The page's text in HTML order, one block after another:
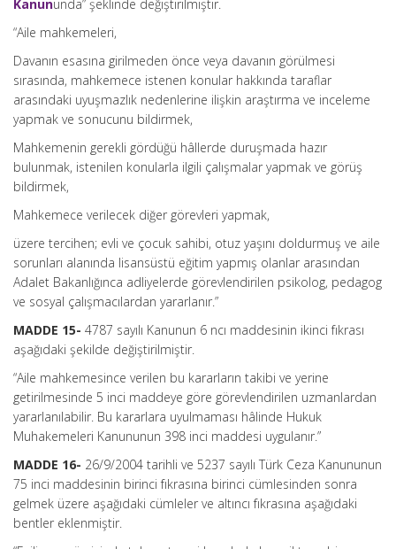
Kanununda” şeklinde değiştirilmiştir.
“Aile mahkemeleri,
Davanın esasına girilmeden önce veya davanın görülmesi
sırasında, mahkemece istenen konular hakkında taraflar
arasındaki uyuşmazlık nedenlerine ilişkin araştırma ve inceleme
yapmak ve sonucunu bildirmek,
Mahkemenin gerekli gördüğü hâllerde duruşmada hazır
bulunmak, istenilen konularla ilgili çalışmalar yapmak ve görüş
bildirmek,
Mahkemece verilecek diğer görevleri yapmak,
üzere tercihen; evli ve çocuk sahibi, otuz yaşını doldurmuş ve aile
sorunları alanında lisansüstü eğitim yapmış olanlar arasından
Adalet Bakanlığınca adliyelerde görevlendirilen psikolog, pedagog
ve sosyal çalışmacılardan yararlanır.”
MADDE 15- 4787 sayılı Kanunun 6 ncı maddesinin ikinci fıkrası
aşağıdaki şekilde değiştirilmiştir.
“Aile mahkemesince verilen bu kararların takibi ve yerine
getirilmesinde 5 inci maddeye göre görevlendirilen uzmanlardan
yararlanılabilir. Bu kararlara uyulmaması hâlinde Hukuk
Muhakemeleri Kanununun 398 inci maddesi uygulanır.”
MADDE 16- 26/9/2004 tarihli ve 5237 sayılı Türk Ceza Kanununun
75 inci maddesinin birinci fıkrasına birinci cümlesinden sonra
gelmek üzere aşağıdaki cümleler ve altıncı fıkrasına aşağıdaki
bentler eklenmiştir.